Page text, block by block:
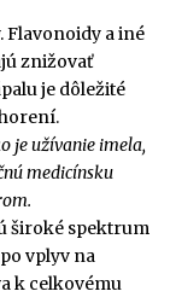
Flavonoidy a iné
znižovať
je dôležité
je užívanie imela,
medicínsku
široké spektrum
vplyv na
k celkovému